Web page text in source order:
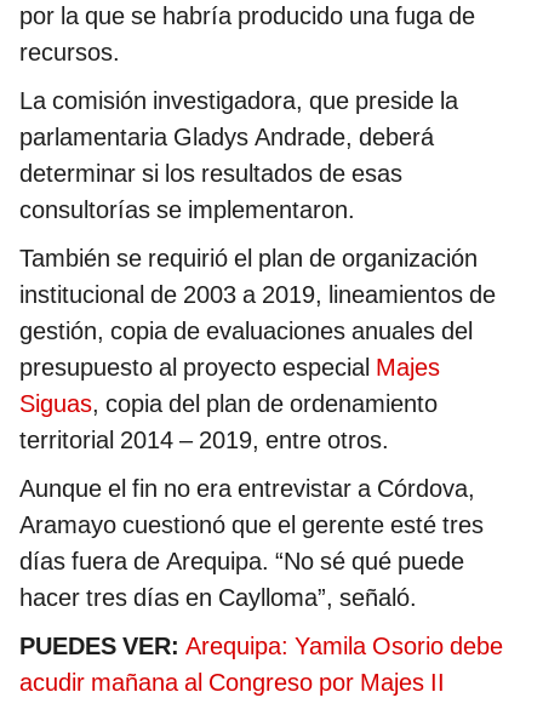
por la que se habría producido una fuga de
recursos.
La comisión investigadora, que preside la
parlamentaria Gladys Andrade, deberá
determinar si los resultados de esas
consultorías se implementaron.
También se requirió el plan de organización
institucional de 2003 a 2019, lineamientos de
gestión, copia de evaluaciones anuales del
presupuesto al proyecto especial Majes
Siguas, copia del plan de ordenamiento
territorial 2014 – 2019, entre otros.
Aunque el fin no era entrevistar a Córdova,
Aramayo cuestionó que el gerente esté tres
días fuera de Arequipa. “No sé qué puede
hacer tres días en Caylloma”, señaló.
PUEDES VER: Arequipa: Yamila Osorio debe
acudir mañana al Congreso por Majes II